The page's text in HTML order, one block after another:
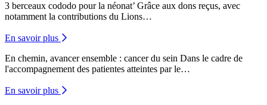
3 berceaux cododo pour la néonat’ Grâce aux dons reçus, avec
notamment la contributions du Lions…
En savoir plus
En chemin, avancer ensemble : cancer du sein Dans le cadre de
l'accompagnement des patientes atteintes par le…
En savoir plus